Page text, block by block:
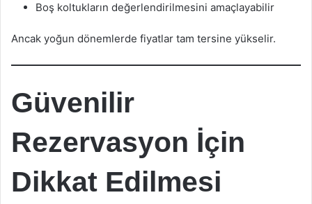
Boş koltukların değerlendirilmesini amaçlayabilir
Ancak yoğun dönemlerde fiyatlar tam tersine yükselir.
Güvenilir
Rezervasyon İçin
Dikkat Edilmesi